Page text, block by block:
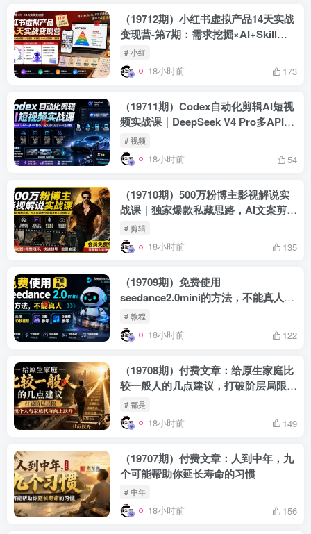
（19712期）小红书虚拟产品14天实战
变现营-第7期：需求挖掘×AI+Skill原
创×产品矩阵×内容笔记×一人公司进阶
×全链路
# 小红
18小时前 173
（19711期）Codex自动化剪辑AI短视
频实战课｜DeepSeek V4 Pro多API联
动，图文成片封装Skill全流程
# 视频
18小时前 54
（19710期）500万粉博主影视解说实
战课｜独家爆款私藏思路，AI文案剪映
PR剪辑发布全流程教学
# 剪辑
18小时前 135
（19709期）免费使用
seedance2.0mini的方法，不能真人，
可以无限10秒视频，9图+3音频参考
# 教程
18小时前 122
（19708期）付费文章：给原生家庭比
较一般人的几点建议，打破阶层局限，
实现个人与家族代际向上跃升
# 都是
18小时前 149
（19707期）付费文章：人到中年，九
个可能帮助你延长寿命的习惯
# 中年
18小时前 156